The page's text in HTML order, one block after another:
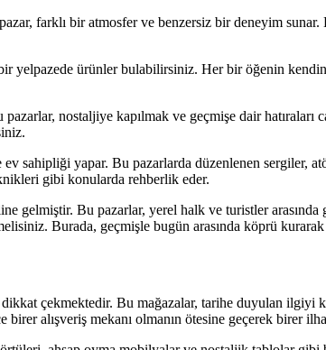
farklı bir atmosfer ve benzersiz bir deneyim
yelpazede ürünler bulabilirsiniz. Her bir öğenin
nostaljiye kapılmak ve geçmişe dair hatıraları
sahipliği yapar. Bu pazarlarda düzenlenen sergiler,
gibi konularda rehberlik eder.
Bu pazarlar, yerel halk ve turistler arasında
Burada, geçmişle bugün arasında köprü
çekmektedir. Bu mağazalar, tarihe duyulan ilgiyi
alışveriş mekanı olmanın ötesine geçerek birer